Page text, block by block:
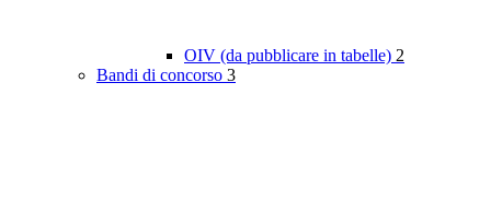
OIV (da pubblicare in tabelle) 2
Bandi di concorso 3